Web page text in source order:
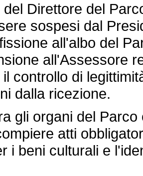
Direttore del
sospesi dal
all'albo del
all'Assessore
controllo di
dalla ricezione.
gli organi del Parco
atti
i beni culturali e